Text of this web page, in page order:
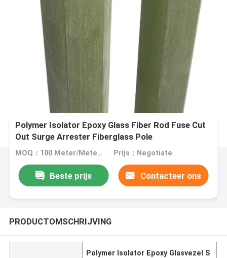
Polymer Isolator Epoxy Glass Fiber Rod Fuse Cut
Out Surge Arrester Fiberglass Pole
MOQ：100 Meter/Meters Prijs：Negotiate
Beste prijs Contacteer ons
PRODUCTOMSCHRIJVING
Polymer Isolator Epoxy Glasvezel S